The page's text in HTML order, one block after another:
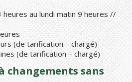
heures au lundi matin 9 heures //
(de tarification – chargé)
(de tarification – chargé)
changements sans